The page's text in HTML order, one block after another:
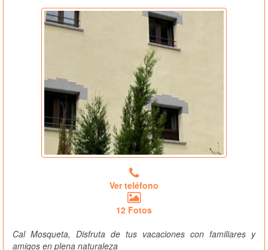
Ver teléfono
12 Fotos
Cal Mosqueta, Disfruta de tus vacaciones con familiares y
amigos en plena naturaleza